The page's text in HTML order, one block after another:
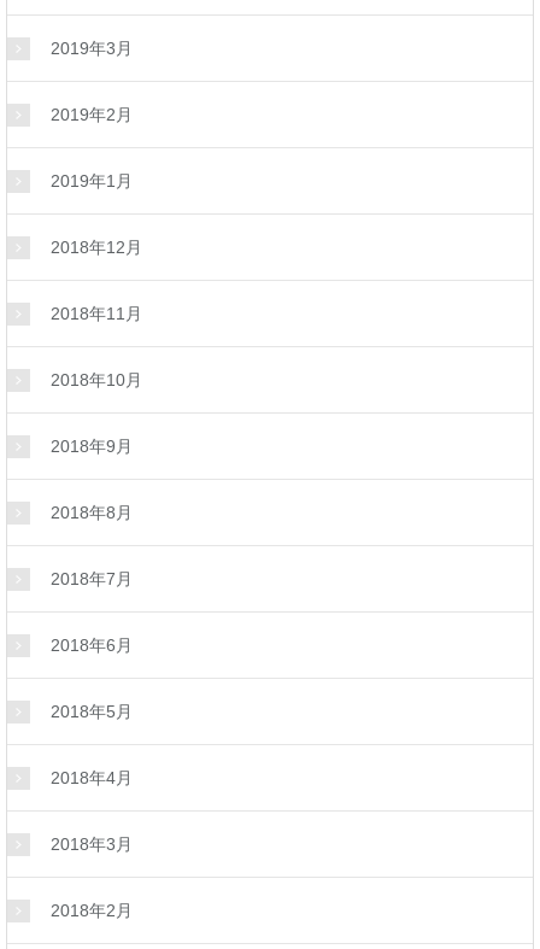
2019年3月
2019年2月
2019年1月
2018年12月
2018年11月
2018年10月
2018年9月
2018年8月
2018年7月
2018年6月
2018年5月
2018年4月
2018年3月
2018年2月